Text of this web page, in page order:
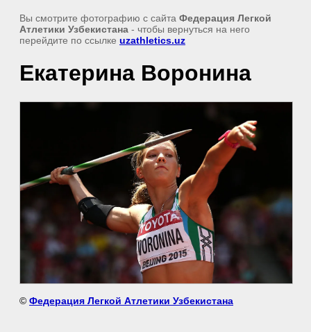
Вы смотрите фотографию с сайта Федерация Легкой
Атлетики Узбекистана - чтобы вернуться на него
перейдите по ссылке uzathletics.uz
Екатерина Воронина
© Федерация Легкой Атлетики Узбекистана